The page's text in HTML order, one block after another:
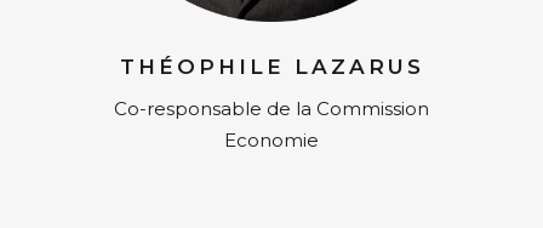
THÉOPHILE LAZARUS
Co-responsable de la Commission
Economie